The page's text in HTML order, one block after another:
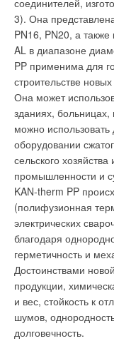
соединителей,
3). Она
PN16, PN20, а
AL в диапазоне
PP применима для
строительстве
Она может
зданиях,
можно
оборудовании
сельского
промышленности и
KAN-therm PP
(полифузионная
электрических
благодаря
герметичность и
Достоинствами
продукции,
и вес, стойкость к
шумов,
долговечность.
а волны длиной 185
плотности,
размножение
внутри прибора.
помощью
температуру в
пола и мебели.
жалюзи
диапазон
вертикального до
возможность
холодный воздух –
непосредственного
максимально
опустошению
Комментарии
является ОАО
квартале 2009 г. на
Завода им.
подрядчик заключил
газодожимной
договор на
поставщики
Челябинская ТЭЦ-3
мощностью 360 МВт
Челябинска и
тепла для трех
Комментарии